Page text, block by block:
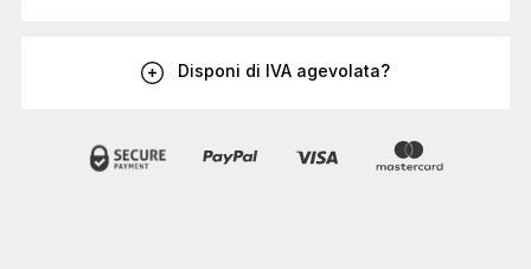
Disponi di IVA agevolata?